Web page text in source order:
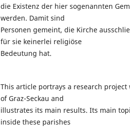
die Existenz der hier sogenannten
werden. Damit sind
Personen gemeint, die Kirche
für sie keinerlei religiöse
Bedeutung hat.
This article portrays a research
of Graz-Seckau and
illustrates its main results. Its main
inside these parishes